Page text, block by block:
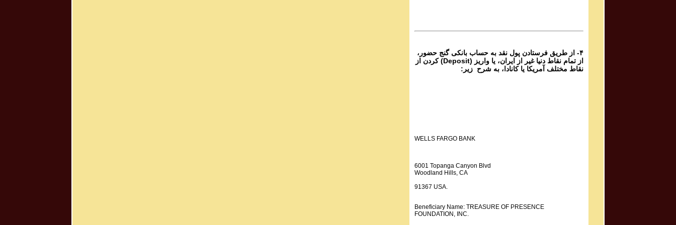
۴- از طریق فرستادن پول نقد به حساب بانکی گنج حضور،
از تمام نقاط دنیا غیر از ایران، یا واریز (Deposit) کردن از
نقاط مختلف آمریکا یا کانادا، به شرح زیر:
WELLS FARGO BANK
6001 Topanga Canyon Blvd
Woodland Hills, CA
91367 USA.
Beneficiary Name: TREASURE OF PRESENCE
FOUNDATION, INC.